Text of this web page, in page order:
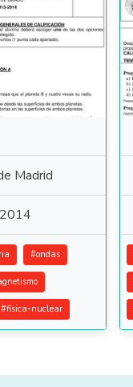
Madrid
#ondas
#fisica-nuclear